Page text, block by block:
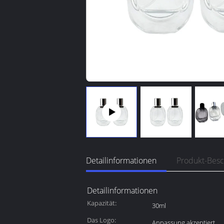
Detailinformationen Produkt-
Detailinformationen
Kapazität: 30ml
Das Logo: